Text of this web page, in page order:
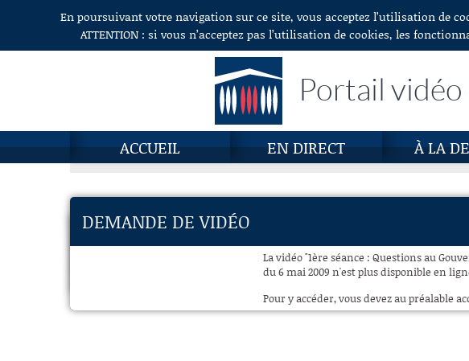
Aller au contenuEn poursuivant votre navigation sur ce site, vous acceptez l’utilisation de
ATTENTION : si vous n’acceptez pas l’utilisation de cookies, les
Portail
ACCUEIL EN DIRECT À LA
DEMANDE DE VIDÉO
La vidéo "1ère séance : Questions au
du 6 mai 2009 n'est plus disponible en
Pour y accéder, vous devez au préalable